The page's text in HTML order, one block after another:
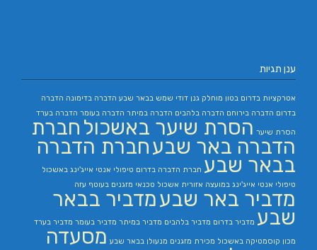
ענן תגיות
אטרקציות בדרום בטון מוחלק גנן דודי שמש בבאר שבע הדברה בדימונה הדברה
בדרום הדברה בירוחם הדברה בלהבים הדברה במיתר הדברה בעומר הדברה בערד
הסרת שיער הסרת שיער באשכול חברת
הדברה באר שבעחברת הדברה
בבאר שבע חברת הדברה בדרום טיפולי אנטי אייג'ינג באשכול
טיפולי אנטי אייג'ינג במועצה אזורית אשכול טכנאי מזגנים בעוטף עזה
מדביר באר שבעמדביר בבאר
שבע מדביר בדרום מדביר בלהבים מדביר במיתר מדביר בעומר מדביר בערד
מכון קוסמטיקה באשכול מכירת מזגנים מנעולן בבאר שבע מסעדה